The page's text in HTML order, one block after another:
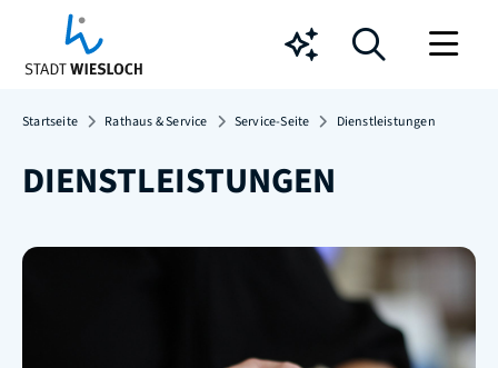
Chatbot
Startseite Rathaus & Service Service-Seite Dienstleistungen
DIENSTLEISTUNGEN